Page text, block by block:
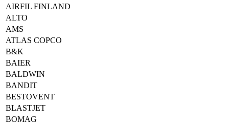
AIRFIL FINLAND
ALTO
AMS
ATLAS COPCO
B&K
BAIER
BALDWIN
BANDIT
BESTOVENT
BLASTJET
BOMAG